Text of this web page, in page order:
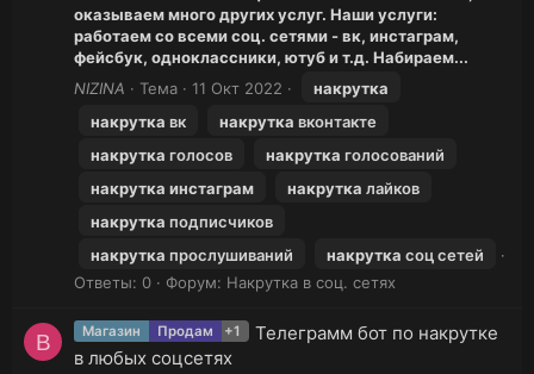
оказываем много других услуг. Наши услуги:
работаем со всеми соц. сетями - вк, инстаграм,
фейсбук, одноклассники, ютуб и т.д. Набираем...
NIZINA
Тема 11 Окт 2022
накрутка
накрутка вк накрутка вконтакте
накрутка голосов накрутка голосований
накрутка инстаграм накрутка лайков
накрутка подписчиков
накрутка прослушиваний накрутка соц сетей
Ответы: 0
Форум: Накрутка в соц. сетях
B Магазин Продам +1
Телеграмм бот по накрутке
в любых соцсетях